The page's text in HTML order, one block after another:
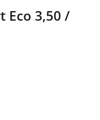
Eco 3,50 /